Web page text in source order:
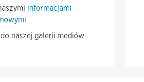
informacjami
do naszej galerii mediów